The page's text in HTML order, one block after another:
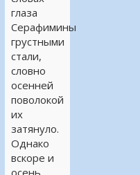
глаза
Серафимины
грустными
стали,
словно
осенней
поволокой
их
затянуло.
Однако
вскоре и